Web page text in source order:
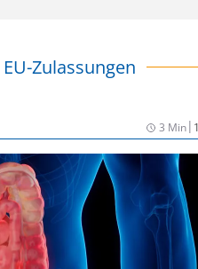
Zulassungen
3 Min|